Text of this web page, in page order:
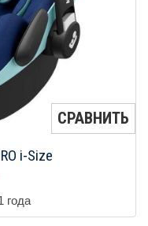
СРАВНИТЬ
i-Size
года